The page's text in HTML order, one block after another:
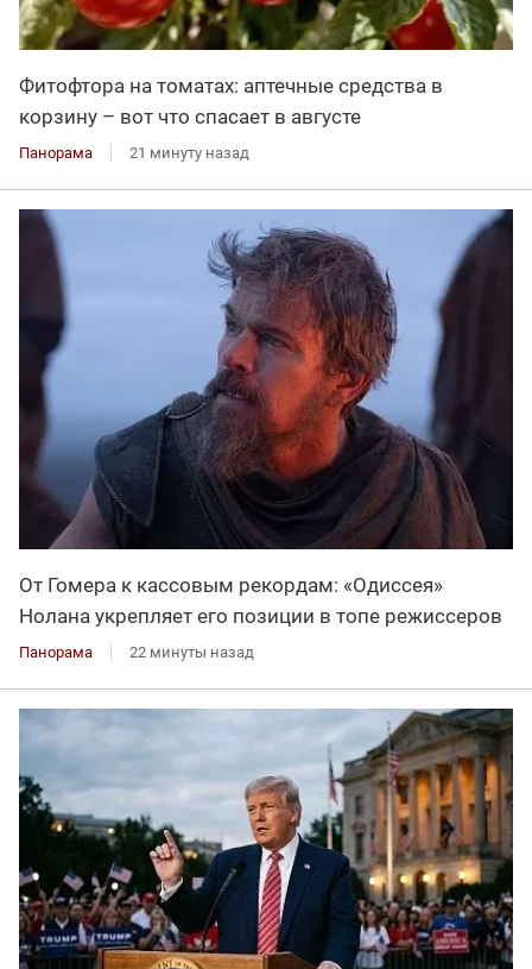
Фитофтора на томатах: аптечные средства в
корзину – вот что спасает в августе
Панорама 21 минуту назад
От Гомера к кассовым рекордам: «Одиссея»
Нолана укрепляет его позиции в топе режиссеров
Панорама 22 минуты назад